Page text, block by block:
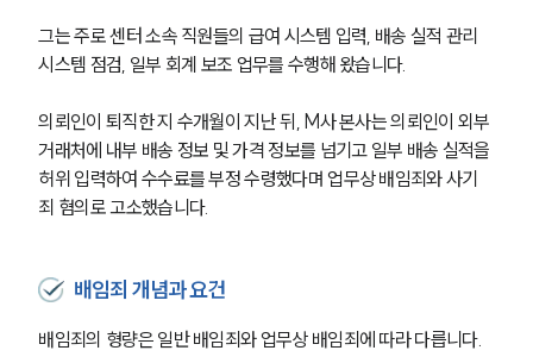
그는 주로 센터 소속 직원들의 급여 시스템 입력, 배송 실적 관리
시스템 점검, 일부 회계 보조 업무를 수행해 왔습니다.
의뢰인이 퇴직한 지 수개월이 지난 뒤, M사 본사는 의뢰인이 외부
거래처에 내부 배송 정보 및 가격 정보를 넘기고 일부 배송 실적을
허위 입력하여 수수료를 부정 수령했다며 업무상 배임죄와 사기
죄 혐의로 고소했습니다.
배임죄 개념과 요건
배임죄의 형량은 일반 배임죄와 업무상 배임죄에 따라 다릅니다.